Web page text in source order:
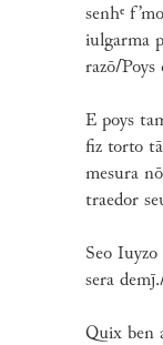
senhᵉ
iulgarma
razō⌈Poys
E poys
fiz torto
mesura
traedor
Seo Iuyzo
sera demj̄.
Quix ben